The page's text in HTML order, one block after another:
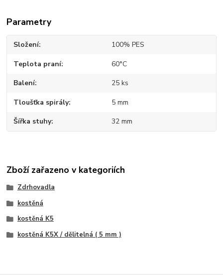
Parametry
Složení 100% PES
Teplota praní 60°C
Balení 25 ks
Tloušťka spirály 5 mm
Šířka stuhy 32 mm
Zboží zařazeno v kategoriích
Zdrhovadla
kostěná
kostěná K5
kostěná K5X / dělitelná ( 5 mm )